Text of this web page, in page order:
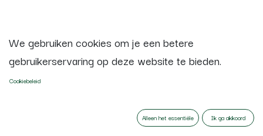
We gebruiken cookies om je een betere
gebruikerservaring op deze website te bieden.
Cookiebeleid
Alleen het essentiële Ik ga akkoord